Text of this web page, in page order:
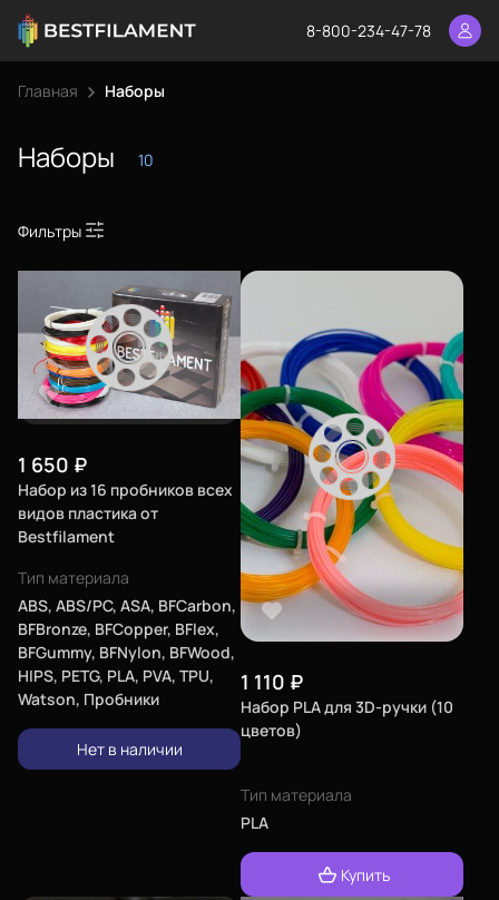
8-800-234-47-78
Главная Наборы
Наборы 10
Фильтры
1 650 ₽
Набор из 16 пробников всех
видов пластика от
Bestfilament
Тип материала
ABS, ABS/PC, ASA, BFCarbon,
BFBronze, BFCopper, BFlex,
BFGummy, BFNylon, BFWood,
HIPS, PETG, PLA, PVA, TPU,
Watson, Пробники
Нет в наличии
1 110 ₽
Набор PLA для 3D-ручки (10
цветов)
Тип материала
PLA
Купить